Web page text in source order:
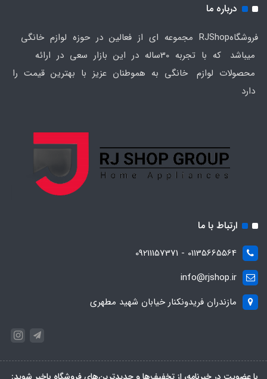
درباره ما
فروشگاهRJShop مجموعه ای از فعالین در حوزه لوازم خانگی
میباشد که با تجربه 30ساله در این بازار سعی در ارائه
محصولات لوازم خانگی به هموطنان عزیز با بهترین قیمت را
دارد
ارتباط با ما
01135665564 - 09211157371
info@rjshop.ir
مازندران فریدونکنار خیابان شهید مطهری